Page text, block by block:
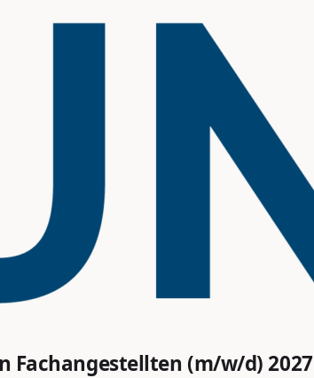
Fachangestellten (m/w/d) 2027